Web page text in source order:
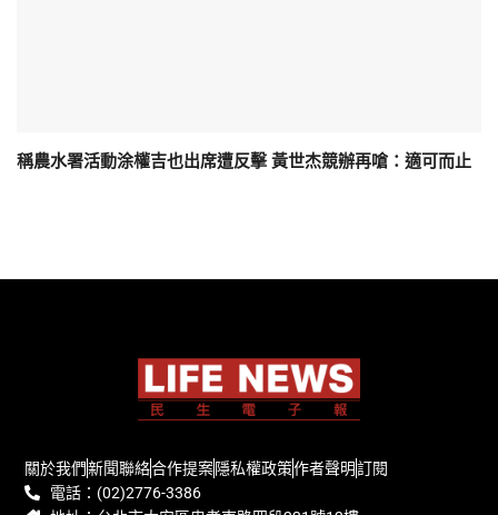
稱農水署活動涂權吉也出席遭反擊 黃世杰競辦再嗆：適可而止
關於我們新聞聯絡合作提案隱私權政策作者聲明訂閱
電話：(02)2776-3386